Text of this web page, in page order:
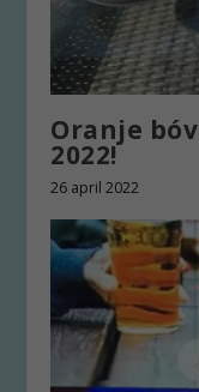
Oranje
2022!
26 april 2022